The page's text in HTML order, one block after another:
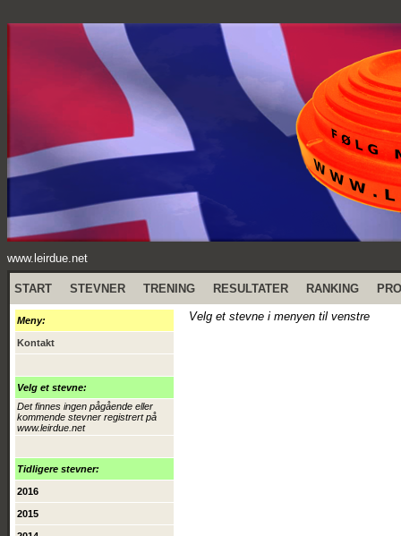
www.leirdue.net
START STEVNER TRENING RESULTATER RANKING
Meny:
Kontakt
Velg et stevne:
Det finnes ingen pågående eller
kommende stevner registrert på
www.leirdue.net
Tidligere stevner:
2016
2015
Velg et stevne i menyen til venstre